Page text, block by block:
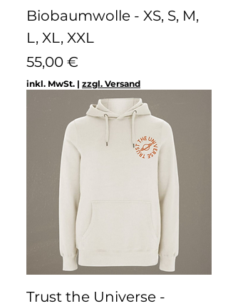
Biobaumwolle - XS, S, M,
L, XL, XXL
Preis
55,00 €
inkl. MwSt. | zzgl. Versand
Trust the Universe -